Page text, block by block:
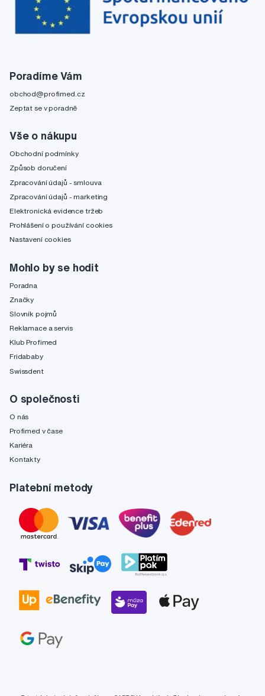
Poradíme Vám
obchod@profimed.cz
Zeptat se v poradně
Vše o nákupu
Obchodní podmínky
Způsob doručení
Zpracování údajů - smlouva
Zpracování údajů - marketing
Elektronická evidence tržeb
Prohlášení o používání cookies
Nastavení cookies
Mohlo by se hodit
Poradna
Značky
Slovník pojmů
Reklamace a servis
Klub Profimed
Fridababy
Swissdent
O společnosti
O nás
Profimed v čase
Kariéra
Kontakty
Platební metody